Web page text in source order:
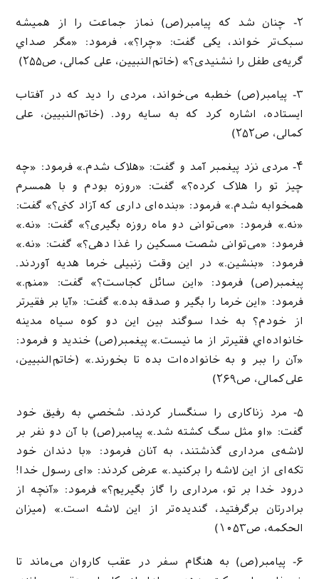
۲- چنان شد که پیامبر(ص) نماز جماعت را از همیشه
سبک‌تر خواند، یکی گفت: «چرا؟»، فرمود: «مگر صداي
گریه‌ی طفل را نشنیدی؟» (خاتم‌النبیین، علی کمالی، ص۲۵۵)
۳- پیامبر(ص) خطبه می‌خواند، مردی را ديد كه در آفتاب
ايستاده، اشاره کرد که به سایه رود. (خاتم‌النبیین، علی
کمالی، ص۲۵۲)
۴- مردی نزد پیغمبر آمد و گفت: «هلاک شدم.» فرمود: «چه
چیز تو را هلاک کرده؟» گفت: «روزه بودم و با همسرم
همخوابه شدم.» فرمود: «بنده‌ای داری که آزاد کنی؟» گفت:
«نه.» فرمود: «می‌توانی دو ماه روزه بگیری؟» گفت: «نه.»
فرمود: «می‌توانی شصت مسکین را غذا دهی؟» گفت: «نه.»
فرمود: «بنشین.» در این وقت زنبیلی خرما هدیه آوردند.
پیغمبر(ص) فرمود: «این سائل کجاست؟» گفت: «منم.»
فرمود: «این خرما را بگیر و صدقه بده.» گفت: «آیا بر فقیرتر
از خودم؟ به خدا سوگند بین این دو کوه سیاه مدینه
خانواده‌اي فقیرتر از ما نیست.» پیغمبر(ص) خندید و فرمود:
«آن را ببر و به خانواده‌ات بده تا بخورند.» (خاتم‌النبیین،
علی‌کمالی، ص۲۶۹)
۵- مرد زناکاری را سنگسار کردند. شخصي به رفیق خود
گفت: «او مثل سگ کشته شد.» پیامبر(ص) با آن دو نفر بر
لاشه‌ی مرداری گذشتند، به آنان فرمود: «با دندان خود
تکه‌ای از این لاشه را برکنید.» عرض کردند: «ای رسول خدا!
درود خدا بر تو، مرداری را گاز بگیریم؟» فرمود: «آنچه از
برادرتان برگرفتید، گندیده‌تر از این لاشه است.» (میزان
الحکمه، ص۱۰۵۳)
۶- پيامبر(ص) به هنگام سفر در عقب کاروان می‌ماند تا